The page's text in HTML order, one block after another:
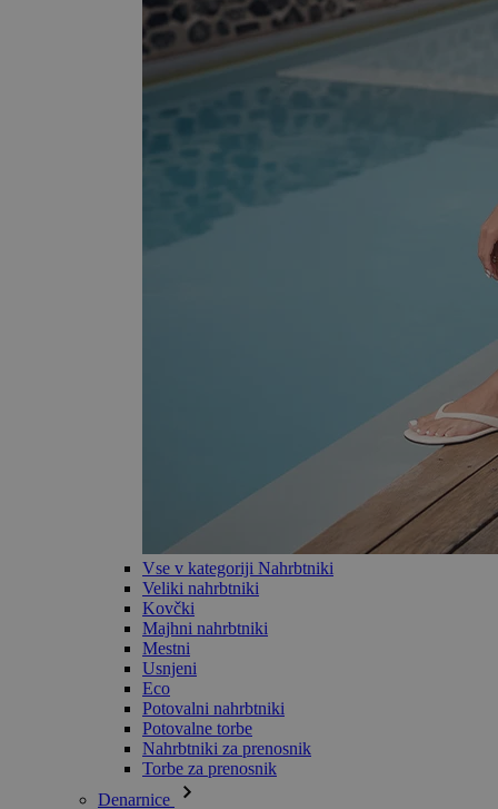
Vse v kategoriji Nahrbtniki
Veliki nahrbtniki
Kovčki
Majhni nahrbtniki
Mestni
Usnjeni
Eco
Potovalni nahrbtniki
Potovalne torbe
Nahrbtniki za prenosnik
Torbe za prenosnik
Denarnice